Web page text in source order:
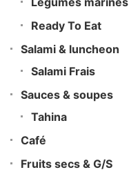
Ready To Eat
Salami & luncheon
Salami Frais
Sauces & soupes
Tahina
Café
Fruits secs & G/S